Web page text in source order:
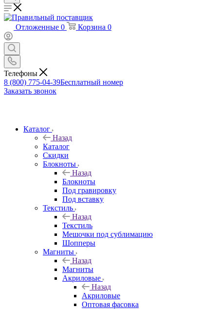
Отложенные 0 Корзина 0
Телефоны
8 (800) 775-04-39Бесплатный номер
Заказать звонок
Каталог
Назад
Каталог
Скидки
Блокноты
Назад
Блокноты
Под гравировку
Под вставку
Текстиль
Назад
Текстиль
Мешочки под сублимацию
Шопперы
Магниты
Назад
Магниты
Акриловые
Назад
Акриловые
Оптовая фасовка